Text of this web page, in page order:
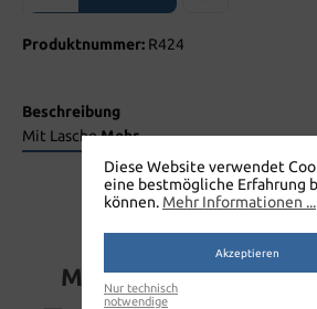
Produktnummer: R424
Beschreibung
Mit LascheMehr
MOPPHALTER, 50CM
Diese Website verwendet
eine bestmögliche Erfahrung
können. Mehr Informationen ...
Akzeptieren
Nur technisch
notwendige